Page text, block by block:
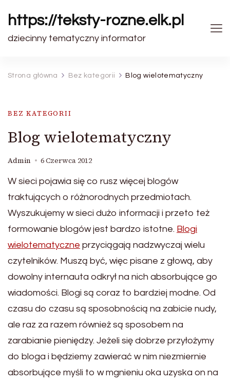
https://teksty-rozne.elk.pl
dziecinny tematyczny informator
Strona główna Bez kategorii Blog wielotematyczny
BEZ KATEGORII
Blog wielotematyczny
Admin 6 Czerwca 2012
W sieci pojawia się co rusz więcej blogów
traktujących o różnorodnych przedmiotach.
Wyszukujemy w sieci dużo informacji i przeto też
formowanie blogów jest bardzo istotne. Blogi
wielotematyczne przyciągają nadzwyczaj wielu
czytelników. Muszą być, więc pisane z głową, aby
dowolny internauta odkrył na nich absorbujące go
wiadomości. Blogi są coraz to bardziej modne. Od
czasu do czasu są sposobnością na zabicie nudy,
ale raz za razem również są sposobem na
zarabianie pieniędzy. Jeżeli się dobrze przyłożymy
do bloga i będziemy zawierać w nim niezmiernie
absorbujące myśli to w mgnieniu oka uzyska on na